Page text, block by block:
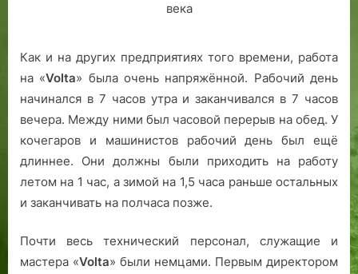
века
Как и на других предприятиях того времени, работа
на «Volta» была очень напряжённой. Рабочий день
начинался в 7 часов утра и заканчивался в 7 часов
вечера. Между ними был часовой перерыв на обед. У
кочегаров и машинистов рабочий день был ещё
длиннее. Они должны были приходить на работу
летом на 1 час, а зимой на 1,5 часа раньше остальных
и заканчивать на полчаса позже.
Почти весь технический персонал, служащие и
мастера «Volta» были немцами. Первым директором